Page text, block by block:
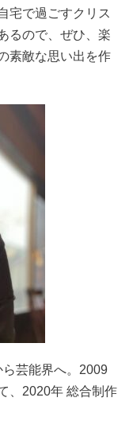
宅で過ごすクリス
るので、ぜひ、楽
素敵な思い出を作
ら芸能界へ。2009
、2020年 総合制作